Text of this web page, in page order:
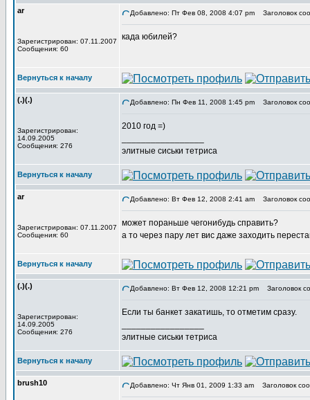
ar
Зарегистрирован: 07.11.2007
Сообщения: 60
Добавлено: Пт Фев 08, 2008 4:07 pm Заголовок
када юбилей?
Вернуться к началу
(.)(.)
Зарегистрирован:
14.09.2005
Сообщения: 276
Добавлено: Пн Фев 11, 2008 1:45 pm Заголовок
2010 год =)
элитные сиськи тетриса
Вернуться к началу
ar
Зарегистрирован: 07.11.2007
Сообщения: 60
Добавлено: Вт Фев 12, 2008 2:41 am Заголовок
может пораньше чегонибудь справить?
а то через пару лет вис даже заходить
Вернуться к началу
(.)(.)
Зарегистрирован:
14.09.2005
Сообщения: 276
Добавлено: Вт Фев 12, 2008 12:21 pm Заголовок
Если ты банкет закатишь, то отметим сразу.
элитные сиськи тетриса
Вернуться к началу
brush10 Добавлено: Чт Янв 01, 2009 1:33 am Заголовок